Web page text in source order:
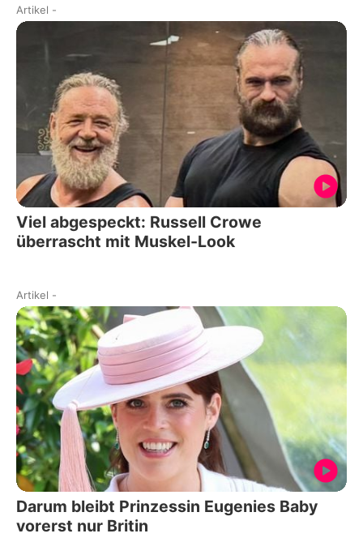
Artikel -
Viel abgespeckt: Russell Crowe
überrascht mit Muskel-Look
Artikel -
Darum bleibt Prinzessin Eugenies Baby
vorerst nur Britin